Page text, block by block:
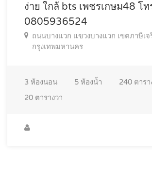
ง่าย ใกล้ bts เพชรเกษม48 โท
0805936524
ถนนบางแวก แขวงบางแวก เขตภาษีเ
กรุงเทพมหานคร
3 ห้องนอน 5 ห้องน้ำ 240 ตารา
20 ตารางวา